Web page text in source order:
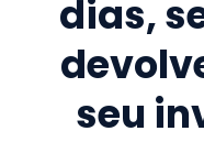
dias,
seu